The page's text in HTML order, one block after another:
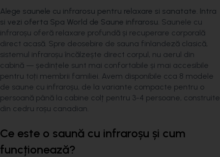
Alege saunele cu infrarosu pentru relaxare si sanatate. Intra
si vezi oferta Spa World de Saune infrarosu. Saunele cu
infraroșu oferă relaxare profundă și recuperare corporală
direct acasă. Spre deosebire de sauna finlandeză clasică,
sistemul infraroșu încălzește direct corpul, nu aerul din
cabină — ședințele sunt mai confortabile și mai accesibile
pentru toți membrii familiei. Avem disponibile cca 8 modele
de saune cu infraroșu, de la variante compacte pentru o
persoană până la cabine colț pentru 3-4 persoane, construite
din cedru roșu canadian.
Ce este o saună cu infraroșu și cum
funcționează?